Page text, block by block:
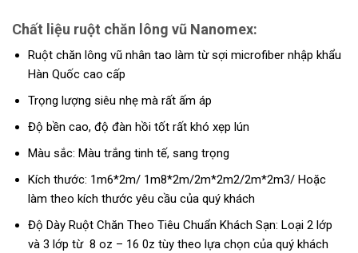
Chất liệu ruột chăn lông vũ Nanomex:
Ruột chăn lông vũ nhân tao làm từ sợi microfiber nhập khẩu
Hàn Quốc cao cấp
Trọng lượng siêu nhẹ mà rất ấm áp
Độ bền cao, độ đàn hồi tốt rất khó xẹp lún
Màu sắc: Màu trắng tinh tế, sang trọng
Kích thước: 1m6*2m/ 1m8*2m/2m*2m2/2m*2m3/ Hoặc
làm theo kích thước yêu cầu của quý khách
Độ Dày Ruột Chăn Theo Tiêu Chuẩn Khách Sạn: Loại 2 lớp
và 3 lớp từ 8 oz – 16 0z tùy theo lựa chọn của quý khách